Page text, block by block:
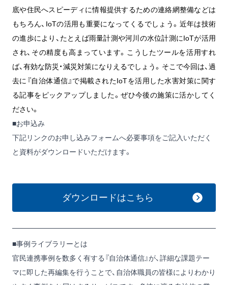
底や住民へスピーディに情報提供するための連絡網整備などは
もちろん、IoTの活用も重要になってくるでしょう。近年は技術
の進歩により、たとえば雨量計測や河川の水位計測にIoTが活用
され、その精度も高まっています。こうしたツールを活用すれ
ば、有効な防災・減災対策になりえるでしょう。そこで今回は、過
去に『自治体通信』で掲載されたIoTを活用した水害対策に関す
る記事をピックアップしました。ぜひ今後の施策に活かしてく
ださい。
■お申込み
下記リンクのお申し込みフォームへ必要事項をご記入いただく
と資料がダウンロードいただけます。
ダウンロードはこちら
■事例ライブラリーとは
官民連携事例を数多く有する『自治体通信』が、詳細な課題テー
マに即した再編集を行うことで、自治体職員の皆様によりわかり